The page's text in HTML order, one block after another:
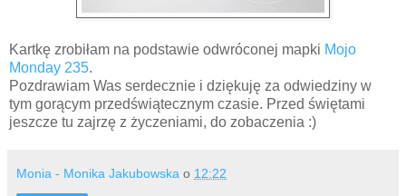
Kartkę zrobiłam na podstawie odwróconej mapki Mojo
Monday 235.
Pozdrawiam Was serdecznie i dziękuję za odwiedziny w
tym gorącym przedświątecznym czasie. Przed świętami
jeszcze tu zajrzę z życzeniami, do zobaczenia :)
Monia - Monika Jakubowska o 12:22